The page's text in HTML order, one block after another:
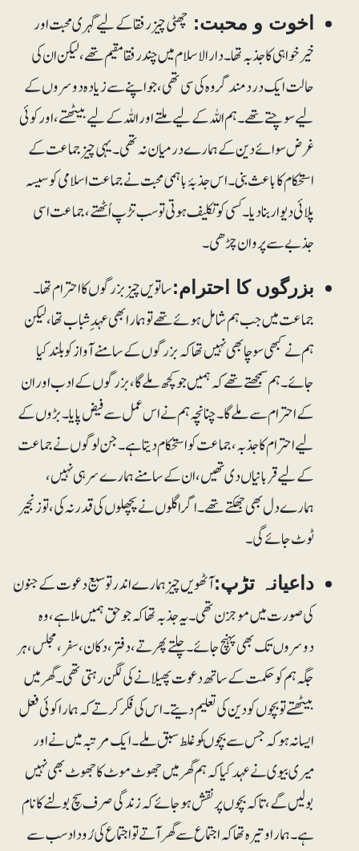
اخوت و محبت: چھٹی چیز رفقا کے لیے گہری محبت اور
خیرخواہی کا جذبہ تھا۔ دارالاسلام میں چند رفقا مقیم تھے، لیکن ان کی
حالت ایک دردمند گروہ کی سی تھی، جو اپنے سے زیادہ دوسروں کے
لیے سوچتے تھے۔ہم اللہ کے لیے ملتے اور اللہ کے لیے بیٹھتے، اور کوئی
غرض سوائے دین کے ہمارے درمیان نہ تھی۔ یہی چیز جماعت کے
استحکام کا باعث بنی۔ اس جذبۂ باہمی محبت نےجماعت اسلامی کو سیسہ
پلائی دیوار بنادیا۔ کسی کو تکلیف ہوتی تو سب تڑپ اُٹھتے، جماعت اسی
جذبے سے پروان چڑھی۔
بزرگوں کا احترام:ساتویں چیز بزرگوں کا احترام تھا۔
جماعت میں جب ہم شامل ہوئے تھے تو ہمارا بھی عہد ِشباب تھا، لیکن
ہم نے کبھی سوچا بھی نہیں تھا کہ بزرگوں کے سامنے آواز کو بلند کیا
جائے۔ ہم سمجھتے تھے کہ ہمیں جو کچھ ملے گا، بزرگوں کے ادب اور ان
کے احترام سے ملے گا۔ چنانچہ ہم نے اس عمل سے فیض پایا۔ بڑوں کے
لیے احترام کا جذبہ، جماعت کو استحکام دیتا ہے۔ جن لوگوں نے جماعت
کے لیے قربانیاں دی تھیں، ان کے سامنے ہمارے سر ہی نہیں،
ہمارے دل بھی جھکتے تھے۔ اگر اگلوں نے پچھلوں کی قدر نہ کی، تو زنجیر
ٹوٹ جائے گی۔
داعیانہ تڑپ:آٹھویں چیز ہمارے اندر توسیع دعوت کے جنون
کی صورت میں موجزن تھی۔ یہ جذبہ تھا کہ جو حق ہمیں ملا ہے، وہ
دوسروں تک بھی پہنچ جائے۔ چلتے پھرتے، دفتر، دکان، سفر، مجلس، ہر
جگہ ہم کو حکمت کے ساتھ دعوت پھیلانے کی لگن رہتی تھی۔ گھر میں
بیٹھتے تو بچوں کو دین کی تعلیم دیتے۔ اس کی فکر کرتے کہ ہمارا کوئی فعل
ایسا نہ ہو کہ جس سے بچوںکو غلط سبق ملے۔ ایک مرتبہ میں نے اور
میری بیوی نے عہد کیا کہ ہم گھر میں جھوٹ موٹ کا جھوٹ بھی نہیں
بولیں گے، تاکہ بچوں پر نقش ہوجائے کہ زندگی صرف سچ بولنے کا نام
ہے۔ ہمارا وتیرہ تھا کہ اجتماع سے گھر آتے تو اجتماع کی رُوداد سب سے